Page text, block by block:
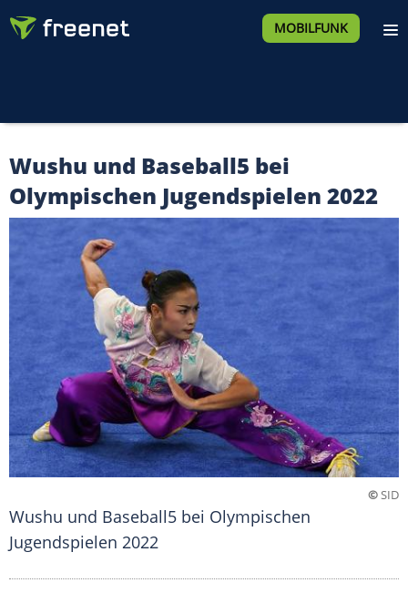
MOBILFUNK
Wushu und Baseball5 bei
Olympischen Jugendspielen 2022
©SID
Wushu und Baseball5 bei Olympischen
Jugendspielen 2022